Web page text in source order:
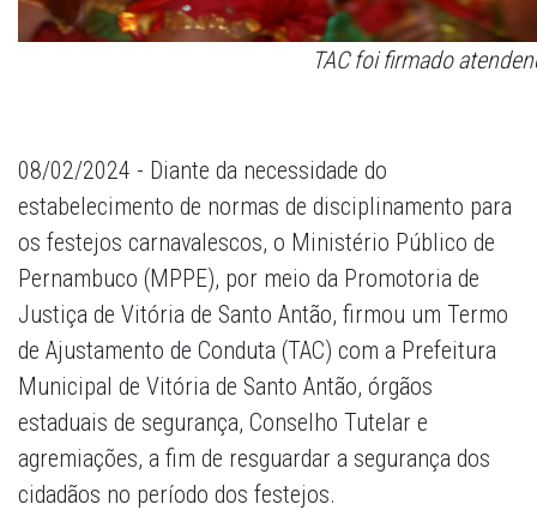
TAC foi firmado
08/02/2024 - Diante da necessidade do
estabelecimento de normas de disciplinamento para
os festejos carnavalescos, o Ministério Público de
Pernambuco (MPPE), por meio da Promotoria de
Justiça de Vitória de Santo Antão, firmou um Termo
de Ajustamento de Conduta (TAC) com a Prefeitura
Municipal de Vitória de Santo Antão, órgãos
estaduais de segurança, Conselho Tutelar e
agremiações, a fim de resguardar a segurança dos
cidadãos no período dos festejos.